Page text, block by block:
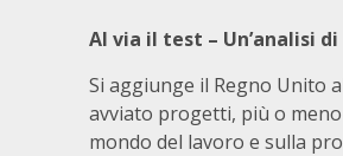
Al via il test – Un’analisi
Si aggiunge il Regno Unito
avviato progetti, più o
mondo del lavoro e sulla